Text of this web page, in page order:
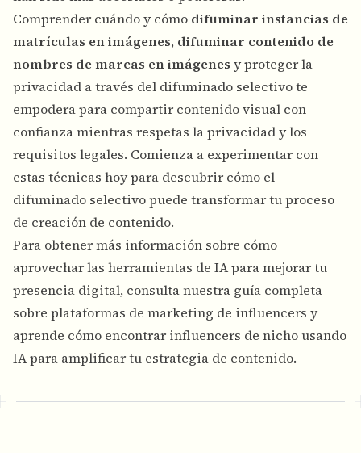
Comprender cuándo y cómo difuminar instancias de
matrículas en imágenes, difuminar contenido de
nombres de marcas en imágenes y proteger la
privacidad a través del difuminado selectivo te
empodera para compartir contenido visual con
confianza mientras respetas la privacidad y los
requisitos legales. Comienza a experimentar con
estas técnicas hoy para descubrir cómo el
difuminado selectivo puede transformar tu proceso
de creación de contenido.
Para obtener más información sobre cómo
aprovechar las herramientas de IA para mejorar tu
presencia digital, consulta nuestra guía completa
sobre plataformas de marketing de influencers y
aprende cómo encontrar influencers de nicho usando
IApara amplificar tu estrategia de contenido.